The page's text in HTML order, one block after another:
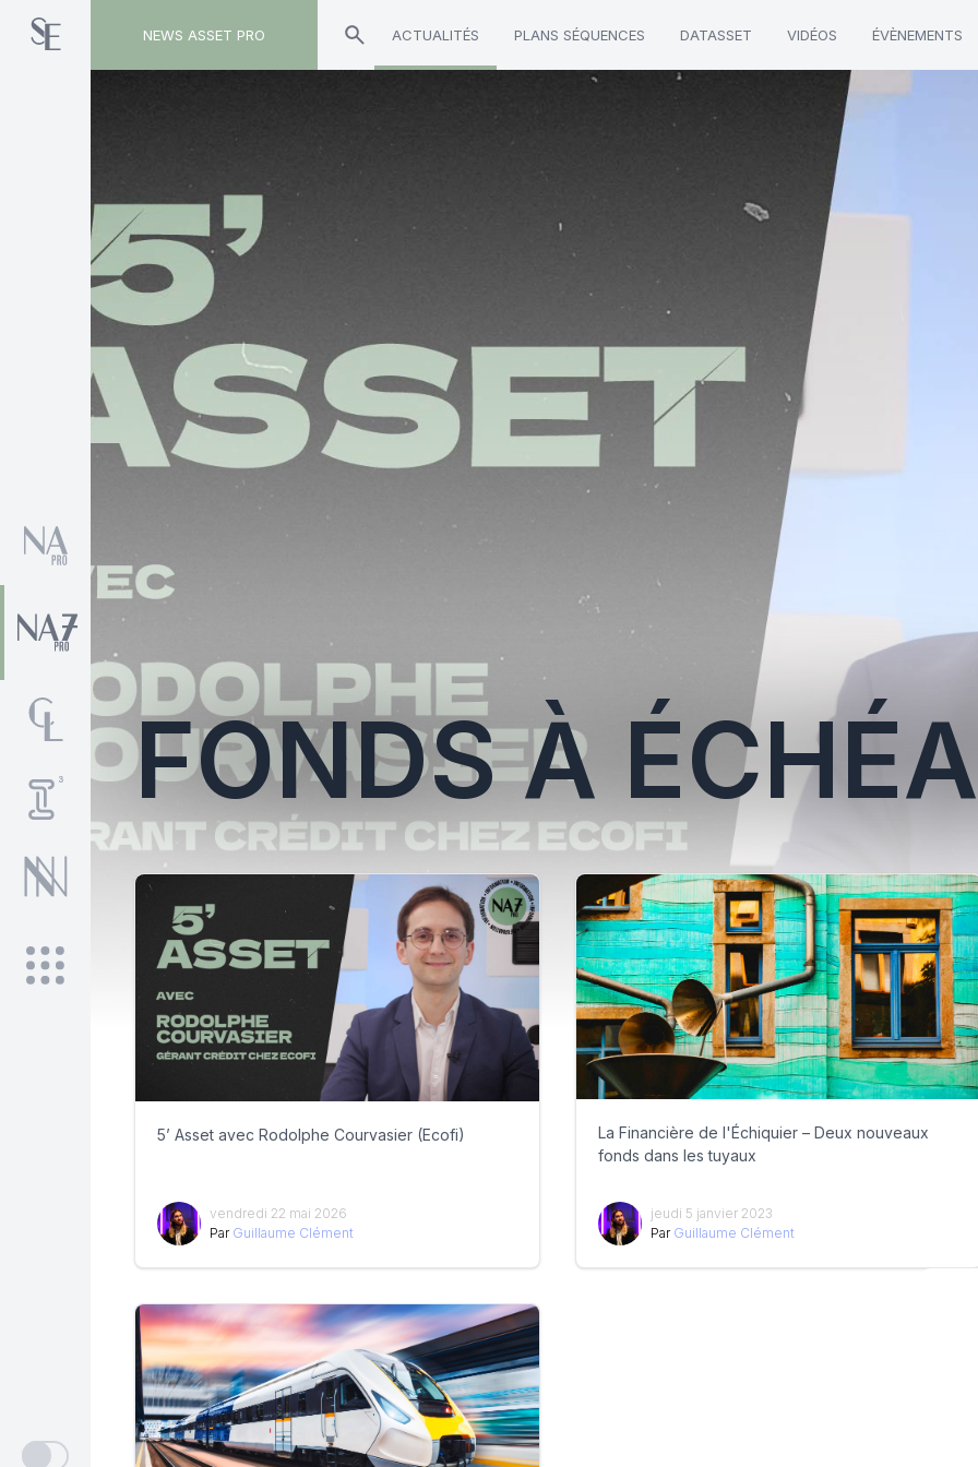
NEWS ASSET PRO ACTUALITÉS PLANS SÉQUENCES DATASSET VIDÉOS ÉVÈNEMENTS
FONDS À
5’ Asset avec Rodolphe Courvasier (Ecofi)
vendredi 22 mai 2026
Par Guillaume Clément
La Financière de l'Échiquier – Deux nouveaux
fonds dans les tuyaux
jeudi 5 janvier 2023
Par Guillaume Clément